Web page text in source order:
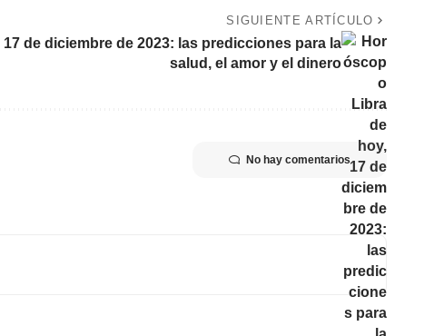
SIGUIENTE ARTÍCULO
de diciembre de 2023: las predicciones para la
salud, el amor y el dinero
No hay comentarios